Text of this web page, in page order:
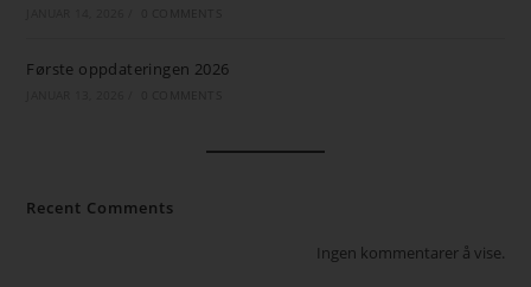
Første oppdateringen 2026
Recent Comments
Ingen kommentarer å vise.